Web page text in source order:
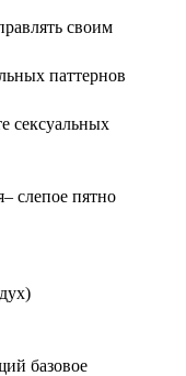
своим
паттернов
сексуальных
слепое пятно
базовое